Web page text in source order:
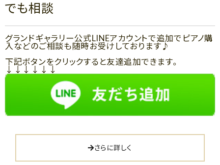
でも相談
グランドギャラリー公式LINEアカウントで追加でピアノ購
入などのご相談も随時お受けしております♪
下記ボタンをクリックすると友達追加できます。
↓↓↓↓↓↓
さらに詳しく